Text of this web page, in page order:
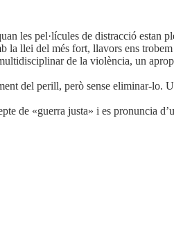
les pel·lícules de distracció estan
la llei del més fort, llavors ens
de la violència, un
del perill, però sense eliminar-lo.
de «guerra justa» i es pronuncia